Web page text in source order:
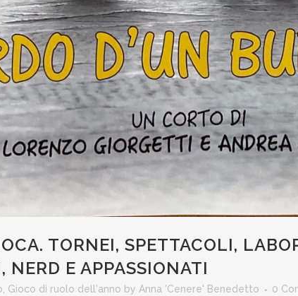
TORNEI, SPETTACOLI,
NERD E APPASSIONATI
, Gioco di ruolo dell'anno by Anna 'Cenere' Benedetto 0